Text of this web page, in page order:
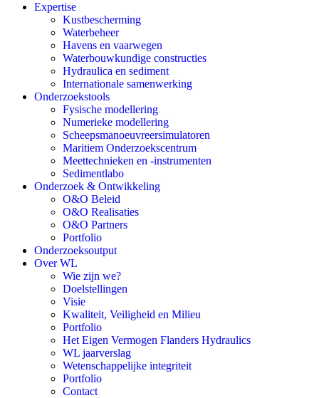
Expertise
Kustbescherming
Waterbeheer
Havens en vaarwegen
Waterbouwkundige constructies
Hydraulica en sediment
Internationale samenwerking
Onderzoekstools
Fysische modellering
Numerieke modellering
Scheepsmanoeuvreersimulatoren
Maritiem Onderzoekscentrum
Meettechnieken en -instrumenten
Sedimentlabo
Onderzoek & Ontwikkeling
O&O Beleid
O&O Realisaties
O&O Partners
Portfolio
Onderzoeksoutput
Over WL
Wie zijn we?
Doelstellingen
Visie
Kwaliteit, Veiligheid en Milieu
Portfolio
Het Eigen Vermogen Flanders Hydraulics
WL jaarverslag
Wetenschappelijke integriteit
Portfolio
Contact